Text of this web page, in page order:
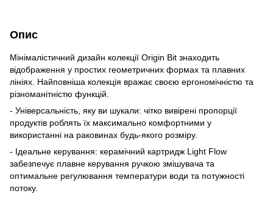
Опис
Мінімалістичний дизайн колекції Origin Bit знаходить
відображення у простих геометричних формах та плавних
лініях. Найповніша колекція вражає своєю ергономічністю та
різноманітністю функцій.
- Універсальність, яку ви шукали: чітко вивірені пропорції
продуктів роблять їх максимально комфортними у
використанні на раковинах будь-якого розміру.
- Ідеальне керування: керамічний картридж Light Flow
забезпечує плавне керування ручкою змішувача та
оптимальне регулювання температури води та потужності
потоку.